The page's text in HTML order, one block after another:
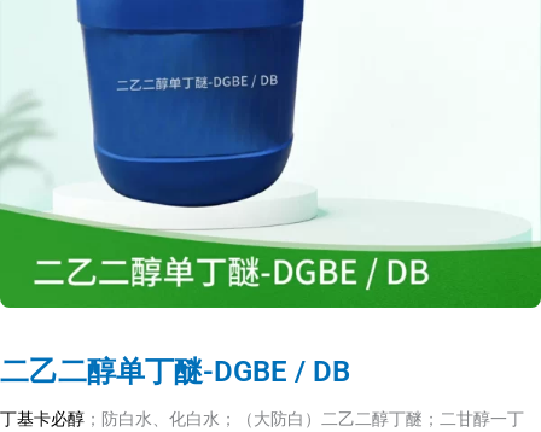
二乙二醇单丁醚-DGBE / DB
丁基卡必醇 ；防白水、化白水；（大防白）二乙二醇丁醚；二甘醇一丁